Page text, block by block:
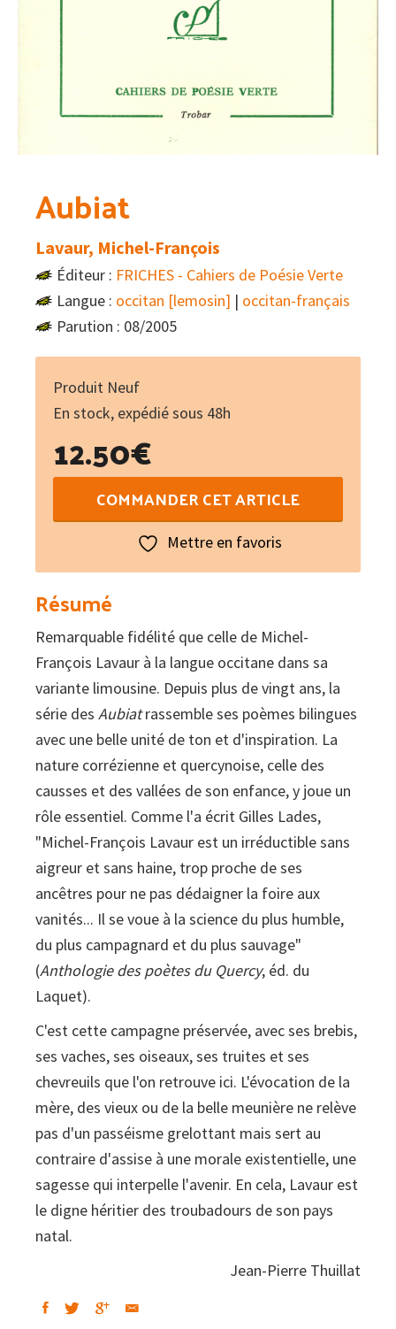
Aubiat
Lavaur, Michel-François
Éditeur : FRICHES - Cahiers de Poésie Verte
Langue : occitan [lemosin] | occitan-français
Parution : 08/2005
Produit Neuf
En stock, expédié sous 48h
12.50€
de
COMMANDER CET ARTICLE
Mettre en favoris
Résumé
Remarquable fidélité que celle de Michel-
François Lavaur à la langue occitane dans sa
variante limousine. Depuis plus de vingt ans, la
série des Aubiatrassemble ses poèmes bilingues
avec une belle unité de ton et d'inspiration. La
nature corrézienne et quercynoise, celle des
causses et des vallées de son enfance, y joue un
rôle essentiel. Comme l'a écrit Gilles Lades,
"Michel-François Lavaur est un irréductible sans
aigreur et sans haine, trop proche de ses
ancêtres pour ne pas dédaigner la foire aux
vanités... Il se voue à la science du plus humble,
du plus campagnard et du plus sauvage"
(Anthologie des poètes du Quercy, éd. du
Laquet).
C'est cette campagne préservée, avec ses brebis,
ses vaches, ses oiseaux, ses truites et ses
chevreuils que l'on retrouve ici. L'évocation de la
mère, des vieux ou de la belle meunière ne relève
pas d'un passéisme grelottant mais sert au
contraire d'assise à une morale existentielle, une
sagesse qui interpelle l'avenir. En cela, Lavaur est
le digne héritier des troubadours de son pays
natal.
Jean-Pierre Thuillat